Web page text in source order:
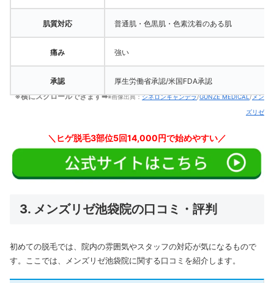
肌質対応 普通肌・色黒肌・色素沈着のある肌
痛み 強い
承認
厚生労働省承認/米国FDA承認
※横にスクロールできます➡※画像出典：シネロンキャンデラ/GUNZE MEDICAL/メン
ズリゼ
＼ ヒゲ脱毛3部位5回14,000円で始めやすい／
3. メンズリゼ池袋院の口コミ・評判
初めての脱毛では、院内の雰囲気やスタッフの対応が気になるもので
す。
ここでは、メンズリゼ池袋院に関する口コミを紹介します。